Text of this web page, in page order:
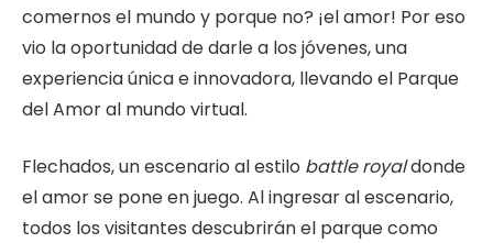
comernos el mundo y porque no? ¡el amor! Por eso
vio la oportunidad de darle a los jóvenes, una
experiencia única e innovadora, llevando el Parque
del Amor al mundo virtual.
Flechados, un escenario al estilo battle royaldonde
el amor se pone en juego. Al ingresar al escenario,
todos los visitantes descubrirán el parque como